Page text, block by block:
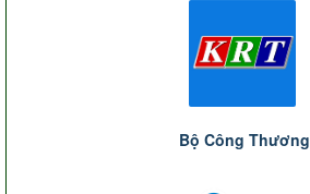
Bộ Công Thương